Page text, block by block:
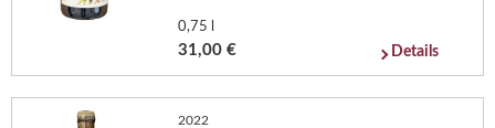
0,75 l
31,00 € Details
2022